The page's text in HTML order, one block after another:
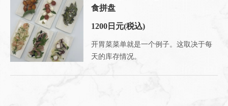
食拼盘
1200日元(税込)
开胃菜菜单就是一个例子。这取决于每
天的库存情况。